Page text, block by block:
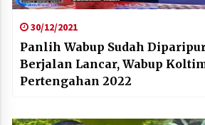
30/12/2021
Panlih Wabup Sudah
Berjalan Lancar, Wabup
Pertengahan 2022